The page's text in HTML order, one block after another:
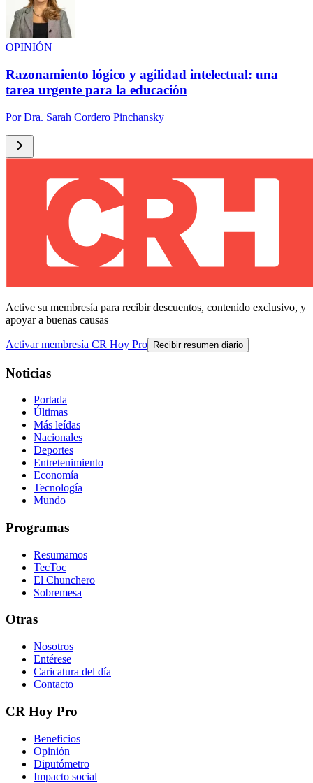
OPINIÓN
Razonamiento lógico y agilidad intelectual: una
tarea urgente para la educación
PorDra. Sarah Cordero Pinchansky
Active su membresía para recibir descuentos, contenido exclusivo, y
apoyar a buenas causas
Activar membresía CR Hoy Pro Recibir resumen diario
Noticias
Portada
Últimas
Más leídas
Nacionales
Deportes
Entretenimiento
Economía
Tecnología
Mundo
Programas
Resumamos
TecToc
El Chunchero
Sobremesa
Otras
Nosotros
Entérese
Caricatura del día
Contacto
CR Hoy Pro
Beneficios
Opinión
Diputómetro
Impacto social